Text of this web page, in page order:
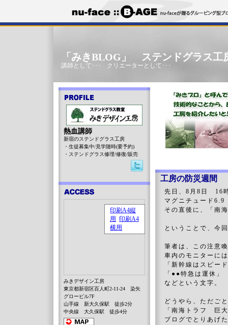
「みきBLOG」 ステンドグラス工
講師として･･･ クリエーターとして･･･
工房の防災週間
先日、8月8日 16
マグニチュード6.9
その直後に、「南
ということで、今
筆者は、この注意
車内のモニターには
「新幹線はスピー
「●●特急は運休」
などという文字。
どうやら、ただご
「南海トラフ 巨
ブログでとりあげ
熱血講師
新宿のステンドグラス工房
・生徒募集中/見学随時(要予約)
・ステンドグラス修理/修復/販売
みきデザイン工房
東京都新宿区百人町2-11-24 染矢
グロービル7F
山手線 新大久保駅 徒歩2分
中央線 大久保駅 徒歩4分